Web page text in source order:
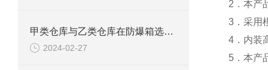
甲类仓库与乙类仓库在防爆箱选择方面有什么区别
2024-02-27
2．本产
3．采用
4．内装
5．本产